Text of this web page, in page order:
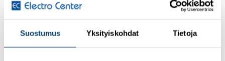
Suostumus Yksityiskohdat Tietoja
Eaton Moeller® series DILM wiring kit
CATALOG NUMBER